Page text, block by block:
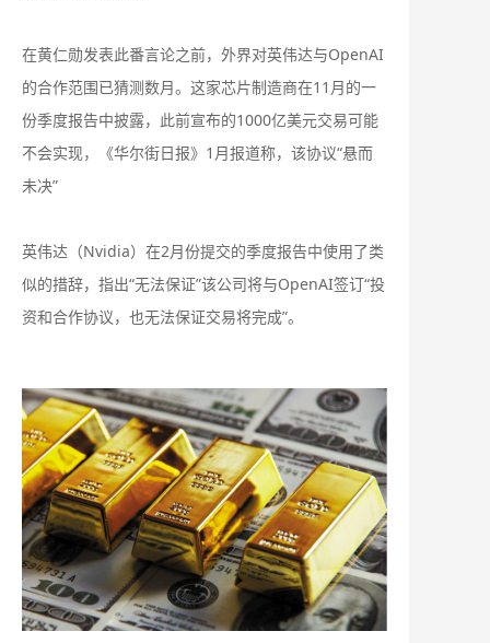
在黄仁勋发表此番言论之前，外界对英伟达与OpenAI
的合作范围已猜测数月。这家芯片制造商在11月的一
份季度报告中披露，此前宣布的1000亿美元交易可能
不会实现，《华尔街日报》1月报道称，该协议“悬而
未决”
英伟达（Nvidia）在2月份提交的季度报告中使用了类
似的措辞，指出“无法保证”该公司将与OpenAI签订“投
资和合作协议，也无法保证交易将完成”。